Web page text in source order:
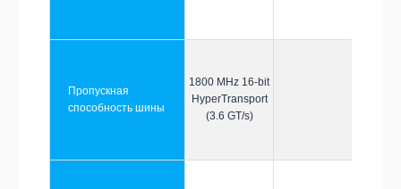
Пропускная
способность шины
1800 MHz 16-bit
HyperTransport
(3.6 GT/s)